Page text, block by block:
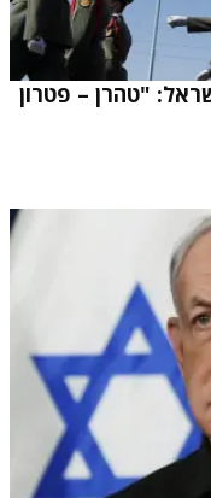
"טהרן – פטרון